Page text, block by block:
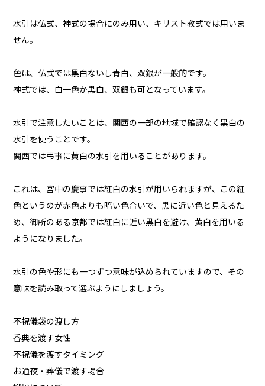
水引は仏式、神式の場合にのみ用い、キリスト教式では用いま
せん。
色は、仏式では黒白ないし青白、双銀が一般的です。
神式では、白一色か黒白、双銀も可となっています。
水引で注意したいことは、関西の一部の地域で確認なく黒白の
水引を使うことです。
関西では弔事に黄白の水引を用いることがあります。
これは、宮中の慶事では紅白の水引が用いられますが、この紅
色というのが赤色よりも暗い色合いで、黒に近い色と見えるた
め、御所のある京都では紅白に近い黒白を避け、黄白を用いる
ようになりました。
水引の色や形にも一つずつ意味が込められていますので、その
意味を読み取って選ぶようにしましょう。
不祝儀袋の渡し方
香典を渡す女性
不祝儀を渡すタイミング
お通夜・葬儀で渡す場合